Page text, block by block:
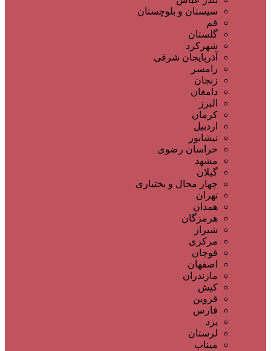
سیستان و بلوچستان
قم
گلستان
شهرکرد
آذربایجان شرقی
رامسر
زنجان
دامغان
البرز
کرمان
اردبیل
نیشابور
خراسان رضوی
مشهد
گیلان
چهار محال و بختیاری
تهران
همدان
هرمزگان
شیراز
مرکزی
قوچان
اصفهان
مازندران
کیش
قزوین
فارس
یزد
لرستان
میناب